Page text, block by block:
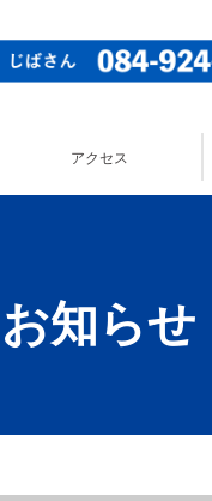
アクセス
お知らせ